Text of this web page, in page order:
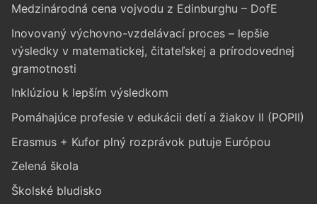
Medzinárodná cena vojvodu z Edinburghu – DofE
Inovovaný výchovno-vzdelávací proces – lepšie
výsledky v matematickej, čitateľskej a prírodovednej
gramotnosti
Inklúziou k lepším výsledkom
Pomáhajúce profesie v edukácii detí a žiakov II (POPII)
Erasmus + Kufor plný rozprávok putuje Európou
Zelená škola
Školské bludisko